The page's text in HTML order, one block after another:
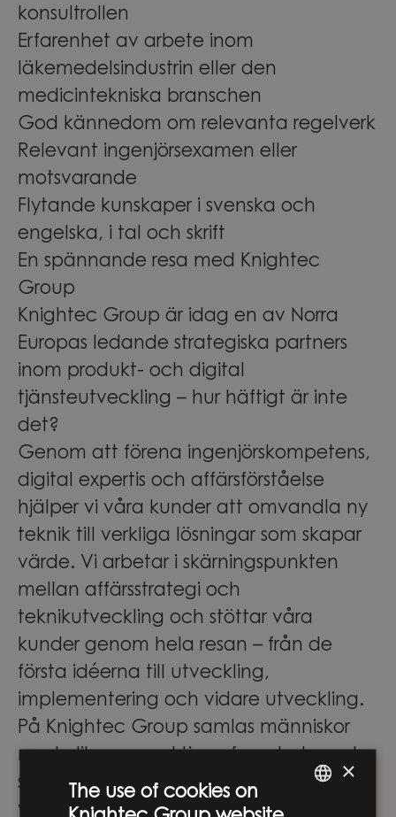
konsultrollen
Erfarenhet av arbete inom
läkemedelsindustrin eller den
medicintekniska branschen
God kännedom om relevanta regelverk
Relevant ingenjörsexamen eller
motsvarande
Flytande kunskaper i svenska och
engelska, i tal och skrift
En spännande resa med Knightec
Group
Knightec Group är idag en av Norra
Europas ledande strategiska partners
inom produkt- och digital
tjänsteutveckling – hur häftigt är inte
det?
Genom att förena ingenjörskompetens,
digital expertis och affärsförståelse
hjälper vi våra kunder att omvandla ny
teknik till verkliga lösningar som skapar
värde. Vi arbetar i skärningspunkten
mellan affärsstrategi och
teknikutveckling och stöttar våra
kunder genom hela resan – från de
första idéerna till utveckling,
implementering och vidare utveckling.
På Knightec Group samlas människor
med olika perspektiv, erfarenheter och
specialistområden. Tillsammans skapar
vi innovation som gör verklig skillnad –
×
The use of cookies on